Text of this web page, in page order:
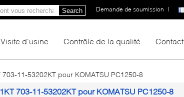
Demande de soumission |
Search
Visite d'usine Contrôle de la qualité Contact
11-53202KT pour KOMATSU PC1250-8
703-11-53202KT pour KOMATSU PC1250-8